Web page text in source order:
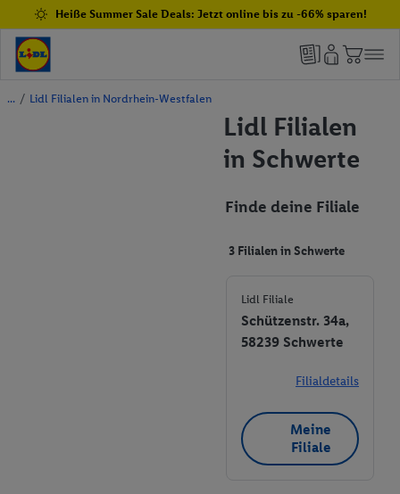
Heiße Summer Sale Deals: Jetzt online bis zu -66% sparen!
/ Lidl Filialen in Nordrhein-Westfalen
Lidl Filialen
in Schwerte
Finde deine Filiale
3 Filialen in Schwerte
Lidl Filiale
Schützenstr. 34a,
58239 Schwerte
Filialdetails
Meine
Filiale